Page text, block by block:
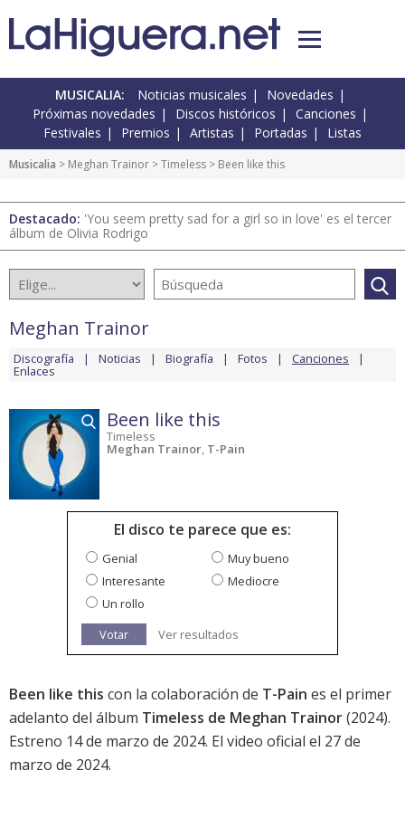
MUSICALIA: Noticias musicales
Novedades
Próximas novedades
Discos históricos
Canciones
Festivales
Premios Artistas Portadas Listas
Musicalia > Meghan Trainor >Timeless > Been like this
Destacado: 'You seem pretty sad for a girl so in love' es el tercer
álbum de Olivia Rodrigo
Meghan Trainor
Discografía Noticias Biografía Fotos Canciones
Enlaces
Been like this
Timeless
Meghan Trainor, T-Pain
El disco te parece que es:
Genial
Muy bueno
Interesante
Mediocre
Un rollo
Votar
Ver resultados
Been like this con la colaboración de T-Pain es el primer
adelanto del álbum Timeless de Meghan Trainor(2024).
Estreno 14 de marzo de 2024. El video oficial el 27 de
marzo de 2024.